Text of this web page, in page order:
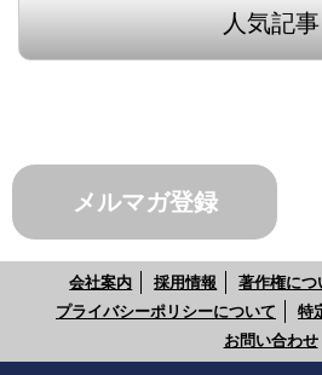
人気記事
メルマガ登録
会社案内 採用情報 著作権につ
プライバシーポリシーについて
特
お問い合わせ